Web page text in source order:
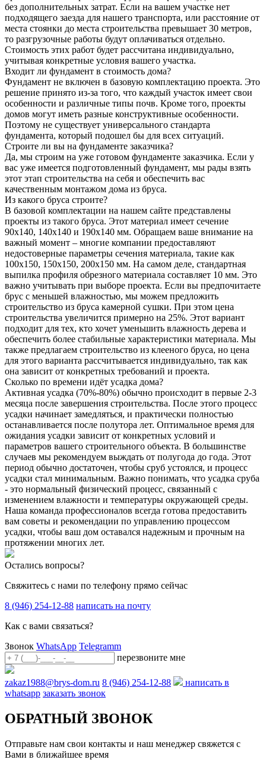
без дополнительных затрат. Если на вашем участке нет
подходящего заезда для нашего транспорта, или расстояние от
места стоянки до места строительства превышает 30 метров,
то разгрузочные работы будут оплачиваться отдельно.
Стоимость этих работ будет рассчитана индивидуально,
учитывая конкретные условия вашего участка.
Входит ли фундамент в стоимость дома?
Фундамент не включен в базовую комплектацию проекта. Это
решение принято из-за того, что каждый участок имеет свои
особенности и различные типы почв. Кроме того, проекты
домов могут иметь разные конструктивные особенности.
Поэтому не существует универсального стандарта
фундамента, который подошел бы для всех ситуаций.
Строите ли вы на фундаменте заказчика?
Да, мы строим на уже готовом фундаменте заказчика. Если у
вас уже имеется подготовленный фундамент, мы рады взять
этот этап строительства на себя и обеспечить вас
качественным монтажом дома из бруса.
Из какого бруса строите?
В базовой комплектации на нашем сайте представлены
проекты из такого бруса. Этот материал имеет сечение
90x140, 140x140 и 190x140 мм. Обращаем ваше внимание на
важный момент – многие компании предоставляют
недостоверные параметры сечения материала, такие как
100x150, 150x150, 200x150 мм. На самом деле, стандартная
выпилка профиля обрезного материала составляет 10 мм. Это
важно учитывать при выборе проекта. Если вы предпочитаете
брус с меньшей влажностью, мы можем предложить
строительство из бруса камерной сушки. При этом цена
строительства увеличится примерно на 25%. Этот вариант
подходит для тех, кто хочет уменьшить влажность дерева и
обеспечить более стабильные характеристики материала. Мы
также предлагаем строительство из клееного бруса, но цена
для этого варианта рассчитывается индивидуально, так как
она зависит от конкретных требований и проекта.
Сколько по времени идёт усадка дома?
Активная усадка (70%-80%) обычно происходит в первые 2-3
месяца после завершения строительства. После этого процесс
усадки начинает замедляться, и практически полностью
останавливается после полутора лет. Оптимальное время для
ожидания усадки зависит от конкретных условий и
параметров вашего строительного объекта. В большинстве
случаев мы рекомендуем выждать от полугода до года. Этот
период обычно достаточен, чтобы сруб устоялся, и процесс
усадки стал минимальным. Важно понимать, что усадка сруба
- это нормальный физический процесс, связанный с
изменением влажности и температуры окружающей среды.
Наша команда профессионалов всегда готова предоставить
вам советы и рекомендации по управлению процессом
усадки, чтобы ваш дом оставался надежным и прочным на
протяжении многих лет.
Остались вопросы?
Свяжитесь с нами по телефону прямо сейчас
8 (946) 254-12-88 написать на почту
Как с вами связаться?
Звонок WhatsApp Telegramm
перезвоните мне
zakaz1988@brys-dom.ru 8 (946) 254-12-88
написать в
whatsapp заказать звонок
ОБРАТНЫЙ ЗВОНОК
Отправьте нам свои контакты и наш менеджер свяжется с
Вами в ближайшее время